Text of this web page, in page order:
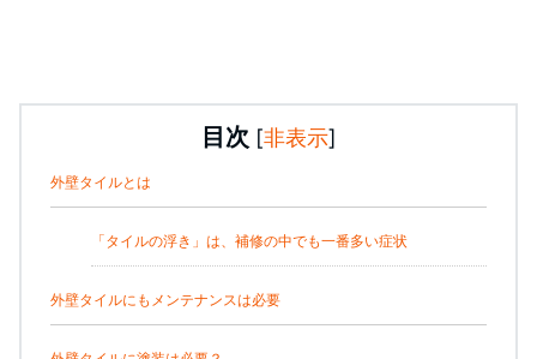
目次 [非表示]
外壁タイルとは
「タイルの浮き」は、補修の中でも一番多い症状
外壁タイルにもメンテナンスは必要